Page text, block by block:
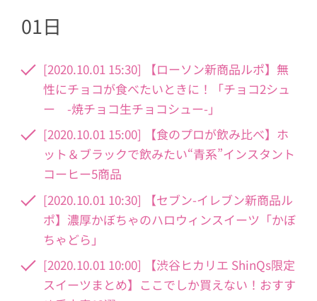
01日
[2020.10.01 15:30] 【ローソン新商品ルポ】無
性にチョコが食べたいときに！「チョコ2シュ
ー -焼チョコ生チョコシュー-」
[2020.10.01 15:00] 【食のプロが飲み比べ】ホ
ット＆ブラックで飲みたい“青系”インスタント
コーヒー5商品
[2020.10.01 10:30] 【セブン-イレブン新商品ル
ポ】濃厚かぼちゃのハロウィンスイーツ「かぼ
ちゃどら」
[2020.10.01 10:00] 【渋谷ヒカリエ ShinQs限定
スイーツまとめ】ここでしか買えない！おすす